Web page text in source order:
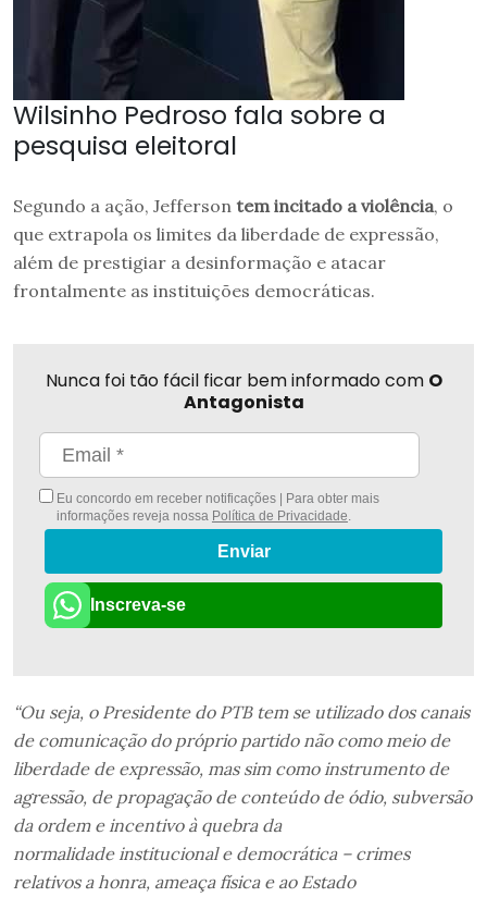
Wilsinho Pedroso fala sobre a
pesquisa eleitoral
Segundo a ação, Jefferson tem incitado a violência, o
que extrapola os limites da liberdade de expressão,
além de prestigiar a desinformação e atacar
frontalmente as instituições democráticas.
Nunca foi tão fácil ficar bem informado com O
Antagonista
Eu concordo em receber notificações | Para obter mais
informações reveja nossa Política de Privacidade.
Enviar
Inscreva-se
“Ou seja, o Presidente do PTB tem se utilizado dos canais
de comunicação do próprio partido não como meio de
liberdade de expressão, mas sim como instrumento de
agressão, de propagação de conteúdo de ódio, subversão
da ordem e incentivo à quebra da
normalidade institucional e democrática – crimes
relativos a honra, ameaça física e ao Estado